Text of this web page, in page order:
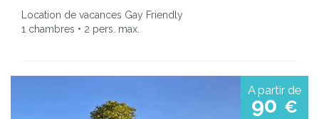
Location de vacances Gay Friendly
1 chambres • 2 pers. max.
A partir de
90 €